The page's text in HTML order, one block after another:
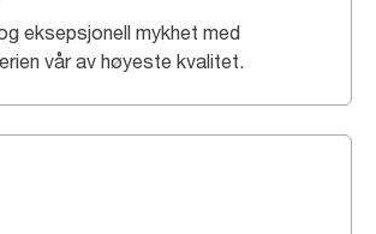
eksepsjonell mykhet med
vår av høyeste kvalitet.